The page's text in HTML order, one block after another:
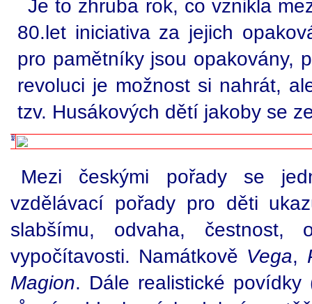
Je to zhruba rok, co vznikla
80.let iniciativa za jejich
pro pamětníky jsou opakovány,
revoluci je možnost si nahrát,
tzv. Husákových dětí jakoby se
Mezi českými pořady se
vzdělávací pořady pro děti
slabšímu, odvaha, čestnost,
vypočítavosti. Namátkově Vega,
Magion. Dále realistické